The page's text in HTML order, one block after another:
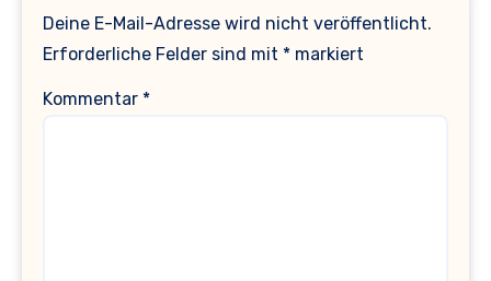
Deine E-Mail-Adresse wird nicht veröffentlicht.
Erforderliche Felder sind mit * markiert
Kommentar *